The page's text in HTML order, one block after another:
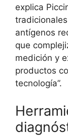
explica
antígenos
que
medición y
productos
tecnología”.